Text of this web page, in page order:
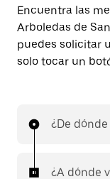
Encuentra las
Arboledas de
puedes solicitar
solo tocar un
¿De
¿A dónde